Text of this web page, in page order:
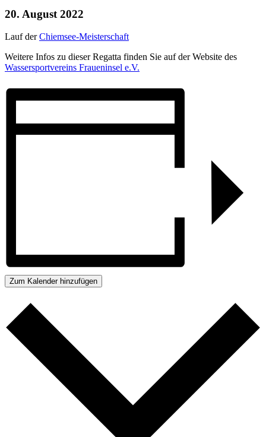
20. August 2022
Lauf derChiemsee-Meisterschaft
Weitere Infos zu dieser Regatta finden Sie auf der Website des
Wassersportvereins Fraueninsel e.V.
Zum Kalender hinzufügen